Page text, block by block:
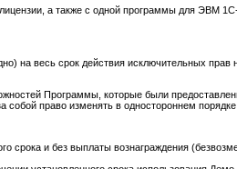
а также с одной программы для ЭВМ
на весь срок действия исключительных
Программы, которые были
собой право изменять в одностороннем
срока и без выплаты вознаграждения